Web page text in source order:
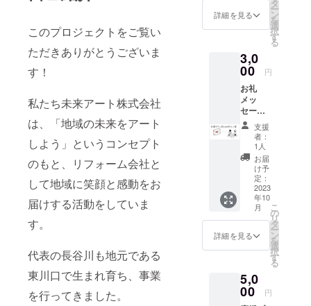
このプロジェクトをご覧い
ただきありがとうございま
す！
私たち未来アート株式会社
は、「地域の未来をアート
しよう」というコンセプト
のもと、リフォーム会社と
して地域に笑顔と感動をお
届けする活動をしていま
す。
代表の長谷川も地元である
東川口で生まれ育ち、事業
を行ってきました。
コース
ラ
餅ほう
じ茶
セット2
名様分
（平日
利用に
限る）※
通常
3400
円 B.
ワンコ
も喜ぶ
コース
ラ
ンチ2名
様分
+tere
コケー
キ ※ご
詳細を見る
タ
ー
ン
を
選
択
す
る
3,0
00 円
お礼
メッ
セージ
メー
ルにて
お礼の
メッ
セージ
をお送
りしま
す。 ☆
支援金
額は支
援者さ
まが支
際に、
任意で
引き上
支援
者：
1人
お届
け予
定：
2023
年10
月
詳細を見る
こ
の
リ
タ
ー
ン
を
選
択
す
る
5,0
00 円